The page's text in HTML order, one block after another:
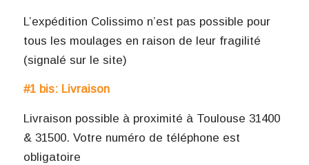
L’expédition Colissimo n’est pas possible pour
tous les moulages en raison de leur fragilité
(signalé sur le site)
#1 bis: Livraison
Livraison possible à proximité à Toulouse 31400
& 31500. Votre numéro de téléphone est
obligatoire